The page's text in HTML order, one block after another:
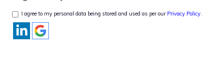
I agree to my personal data being stored and used as per our Privacy Policy.